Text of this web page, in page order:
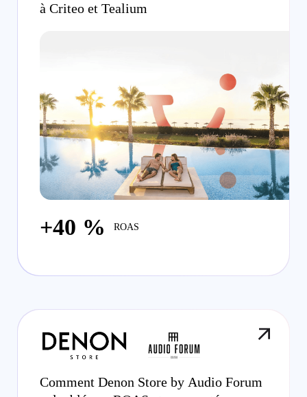
à Criteo et Tealium
+40 % ROAS
Comment Denon Store by Audio Forum